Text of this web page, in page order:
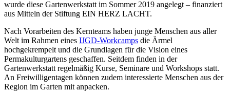
wurde diese Gartenwerkstatt im Sommer 2019 angelegt – finanziert
aus Mitteln der Stiftung EIN HERZ LACHT.
Nach Vorarbeiten des Kernteams haben junge Menschen aus aller
Welt im Rahmen eines IJGD-Workcamps die Ärmel
hochgekrempelt und die Grundlagen für die Vision eines
Permakulturgartens geschaffen. Seitdem finden in der
Gartenwerkstatt regelmäßig Kurse, Seminare und Workshops statt.
An Freiwilligentagen können zudem interessierte Menschen aus der
Region im Garten mit anpacken.